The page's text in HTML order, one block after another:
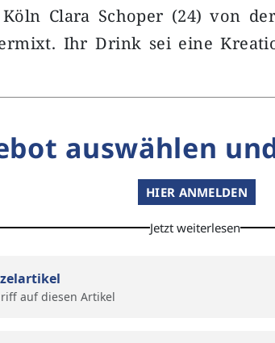
Clara Schoper (24) von
Ihr Drink sei eine
auswählen
HIER ANMELDEN
Jetzt weiterlesen
auf diesen Artikel